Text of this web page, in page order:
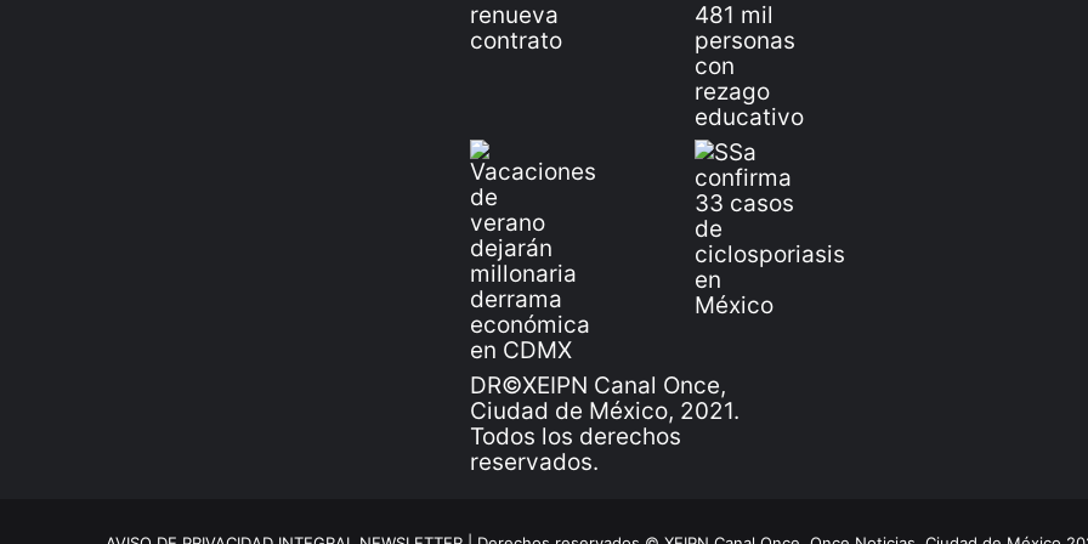
DR©XEIPN Canal Once,
Ciudad de México, 2021.
Todos los derechos
reservados.